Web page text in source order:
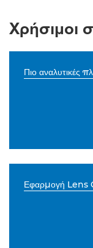
Χρήσιμοι
Πιο αναλυτικές
Εφαρμογή Lens